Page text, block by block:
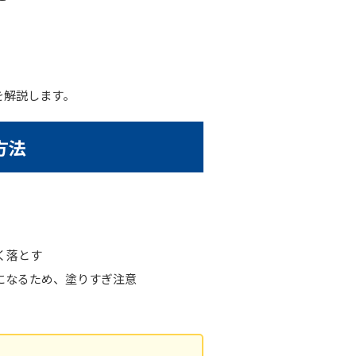
説します。
法
落とす
なるため、塗りすぎ注意